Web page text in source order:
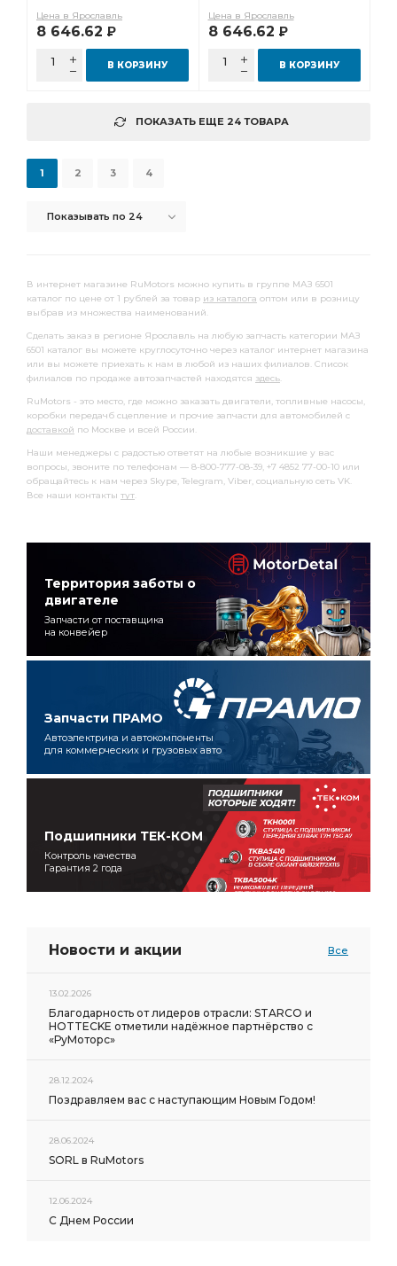
Цена в Ярославль
8 646.62 Р
В КОРЗИНУ
Цена в Ярославль
8 646.62 Р
В КОРЗИНУ
ПОКАЗАТЬ ЕЩЕ 24 ТОВАРА
Показывать по 24
1 2 3 4
В интернет магазине RuMotors можно купить в группе МАЗ 6501
каталог по цене от 1 рублей за товар из каталога оптом или в розницу
выбрав из множества наименований.
Сделать заказ в регионе Ярославль на любую запчасть категории МАЗ
6501 каталог вы можете круглосуточно через каталог интернет магазина
или вы можете приехать к нам в любой из наших филиалов. Список
филиалов по продаже автозапчастей находятся здесь.
RuMotors - это место, где можно заказать двигатели, топливные насосы,
коробки передачб сцепление и прочие запчасти для автомобилей с
доставкой по Москве и всей России.
Наши менеджеры с радостью ответят на любые возникшие у вас
вопросы, звоните по телефонам — 8-800-777-08-39, +7 4852 77-00-10 или
обращайтесь к нам через Skype, Telegram, Viber, социальную сеть VK.
Все наши контакты тут.
Территория заботы о
двигателе
Запчасти от поставщика
на конвейер
Запчасти ПРАМО
Автоэлектрика и автокомпоненты
для коммерческих и грузовых авто
Подшипники ТЕК-КОМ
Контроль качества
Гарантия 2 года
Новости и акции Все
13.02.2026
Благодарность от лидеров отрасли: STARCO и
HOTTECKE отметили надёжное партнёрство с
«РуМоторс»
28.12.2024
Поздравляем вас с наступающим Новым Годом!
28.06.2024
SORL в RuMotors
12.06.2024
С Днем России